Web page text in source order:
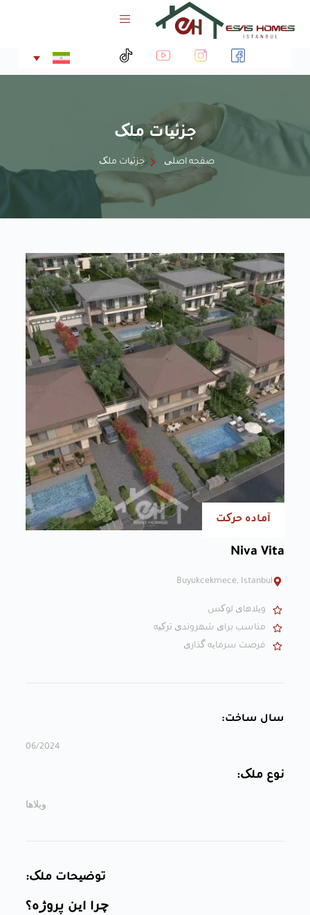
جزئیات ملک
صفحه اصلی جزئیات ملک
آماده حرکت
Niva Vita
Buyukcekmece, Istanbul
ویلاهای لوکس
مناسب برای شهروندی ترکیه
فرصت سرمایه گذاری
سال ساخت:
06/2024
نوع ملک:
ویلاها
توضیحات ملک:
چرا این پروژه؟